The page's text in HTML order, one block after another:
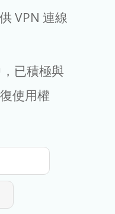
VPN 連線
已積極與
使用權